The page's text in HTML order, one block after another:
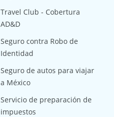
Travel Club - Cobertura
AD&D
Seguro contra Robo de
Identidad
Seguro de autos para viajar
a México
Servicio de preparación de
impuestos